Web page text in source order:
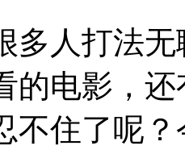
多人打法
的电影，
不住了呢